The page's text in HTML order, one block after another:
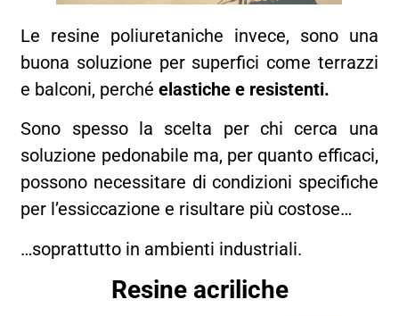
Le resine poliuretaniche invece, sono una
buona soluzione per superfici come terrazzi
e balconi, perchéelastiche e resistenti.
Sono spesso la scelta per chi cerca una
soluzione pedonabile ma, per quanto efficaci,
possono necessitare di condizioni specifiche
per l’essiccazione e risultare più costose…
…soprattutto in ambienti industriali.
Resine acriliche